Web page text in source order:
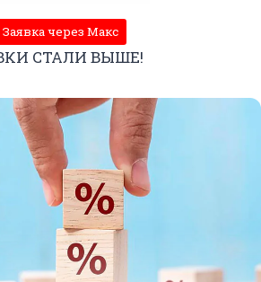
Заявка через Макс
СТАЛИ ВЫШЕ!